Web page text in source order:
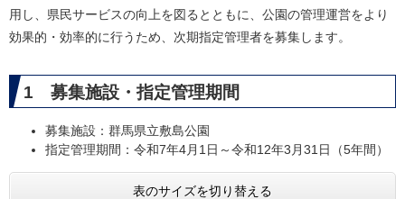
用し、県民サービスの向上を図るとともに、公園の管理運営をより
効果的・効率的に行うため、次期指定管理者を募集します。
1 募集施設・指定管理期間
募集施設：群馬県立敷島公園
指定管理期間：令和7年4月1日～令和12年3月31日（5年間）
表のサイズを切り替える